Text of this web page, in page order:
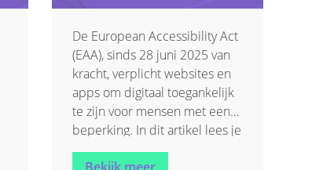
De European Accessibility Act
(EAA), sinds 28 juni 2025 van
kracht, verplicht websites en
apps om digitaal toegankelijk
te zijn voor mensen met een
beperking. In dit artikel lees je
wat de wet precies inhoudt en